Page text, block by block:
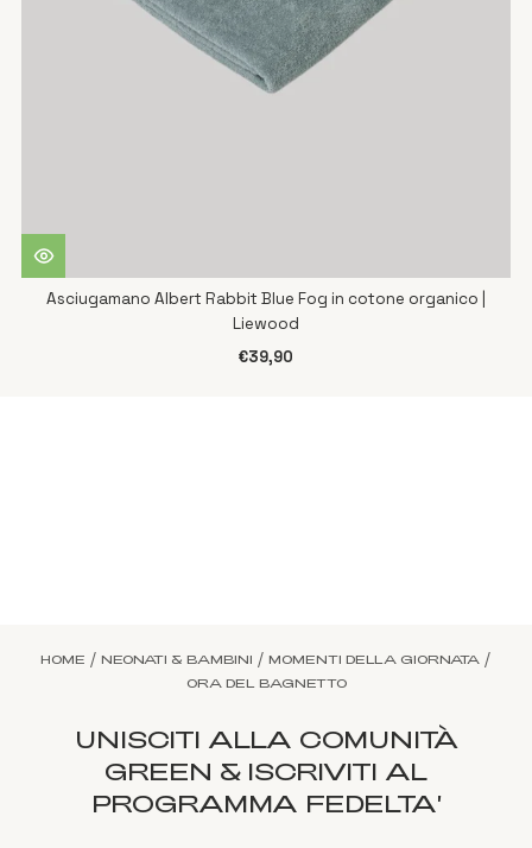
Asciugamano Albert Rabbit Blue Fog in cotone organico |
Liewood
€39,90
HOME / NEONATI & BAMBINI / MOMENTI DELLA GIORNATA /
ORA DEL BAGNETTO
UNISCITI ALLA COMUNITÀ
GREEN & ISCRIVITI AL
PROGRAMMA FEDELTA'